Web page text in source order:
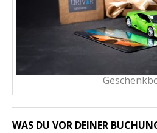
WAS DU VOR DEINER